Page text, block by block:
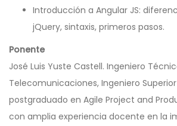
Introducción a Angular JS:
jQuery, sintaxis, primeros pasos.
Ponente
José Luis Yuste Castell. Ingeniero
Telecomunicaciones, Ingeniero
postgraduado en Agile Project and
con amplia experiencia docente en la